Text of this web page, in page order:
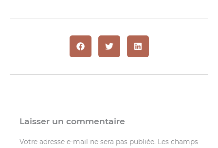
Laisser un commentaire
Votre adresse e-mail ne sera pas publiée. Les champs